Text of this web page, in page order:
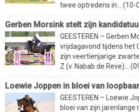
twee optredens in... (10-
Gerben Morsink stelt zijn
GEESTEREN – Gerben
vrijdagavond tijdens het
zijn veertienjarige
Z (v. Nabab de Reve)...
Loewie Joppen in bloei van
GEESTEREN – Loewie
bloei van zijn jarenlange